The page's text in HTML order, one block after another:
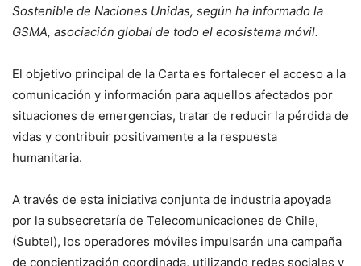
Sostenible de Naciones Unidas, según ha informado la
GSMA, asociación global de todo el ecosistema móvil.
El objetivo principal de la Carta es fortalecer el acceso a la
comunicación y información para aquellos afectados por
situaciones de emergencias, tratar de reducir la pérdida de
vidas y contribuir positivamente a la respuesta
humanitaria.
A través de esta iniciativa conjunta de industria apoyada
por la subsecretaría de Telecomunicaciones de Chile,
(Subtel), los operadores móviles impulsarán una campaña
de concientización coordinada, utilizando redes sociales y